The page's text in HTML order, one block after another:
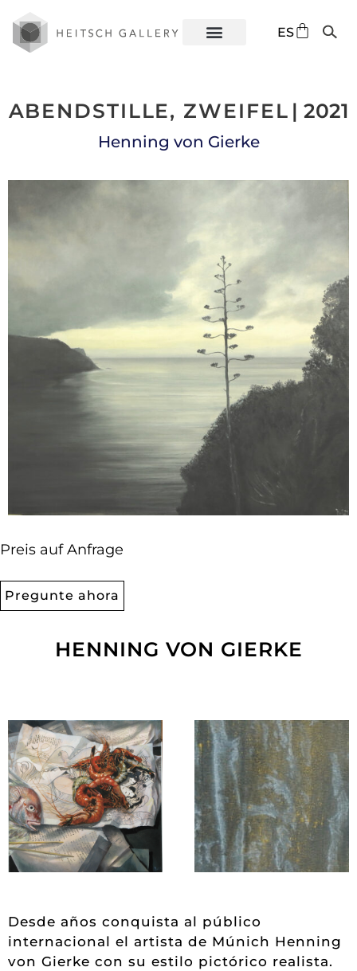
ES
EN
ABENDSTILLE, ZWEIFEL | 2021
Henning von Gierke
Preis auf Anfrage
Pregunte ahora
HENNING VON GIERKE
Desde años conquista al público
internacional el artista de Múnich Henning
von Gierke con su estilo pictórico realista.